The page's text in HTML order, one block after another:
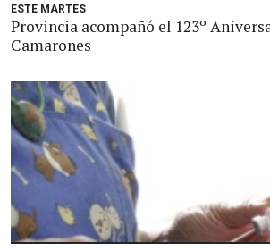
ESTE MARTES
Provincia acompañó el 123º
Camarones